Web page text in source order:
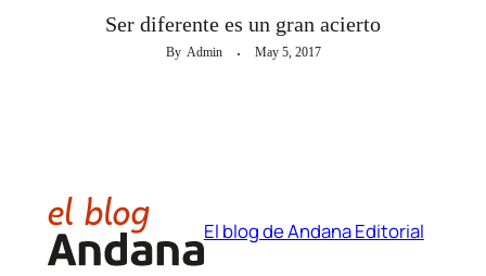
Ser diferente es un gran acierto
By Admin May 5, 2017
El blog de Andana Editorial